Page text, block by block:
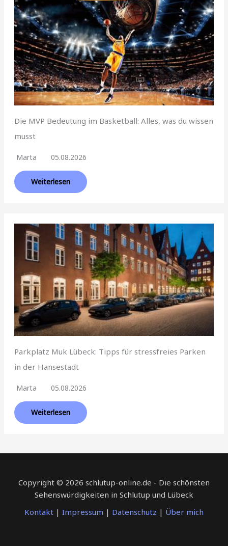
Die MVP Bedeutung im Basketball: Alles, was du wissen
musst
Marta 05.08.2026
Weiterlesen
Parkplatz Muk Lübeck: Tipps für stressfreies Parken
in der Hansestadt
Marta 05.08.2026
Weiterlesen
Copyright © 2026 schlutup-online.de - Die schönsten
Sehenswürdigkeiten in Schlutup und Lübeck
Kontakt | Impressum | Datenschutz | Über mich